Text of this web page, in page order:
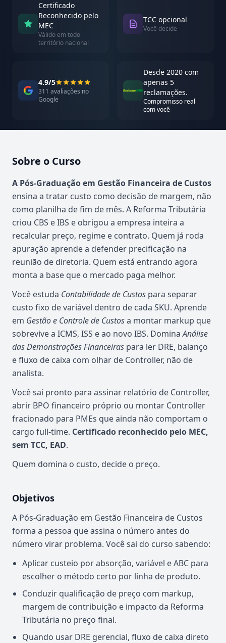
Certificado
Reconhecido pelo
MEC
Válido em todo
território nacional
TCC opcional
Você decide
4.9/5
311 avaliações no
Google
Desde 2020 com
apenas 5
reclamações.
Compromisso real
com você
Sobre o Curso
Atualizado em abril de 2026
A Pós-Graduação em Gestão Financeira de Custos
ensina a tratar custo como decisão de margem, não
como planilha de fim de mês. A Reforma Tributária
criou CBS e IBS e obrigou a empresa inteira a
recalcular preço, regime e contrato. Quem já roda
apuração aprende a defender precificação na
reunião de diretoria. Quem está entrando agora
monta a base que o mercado paga melhor.
Você estuda Contabilidade de Custos para separar
custo fixo de variável dentro de cada SKU. Aprende
em Gestão e Controle de Custosa montar markup que
sobrevive a ICMS, ISS e ao novo IBS. DominaAnálise
das Demonstrações Financeiras para ler DRE, balanço
e fluxo de caixa com olhar de Controller, não de
analista.
Você sai pronto para assinar relatório de Controller,
abrir BPO financeiro próprio ou montar Controller
fracionado para PMEs que ainda não comportam o
cargo full-time. Certificado reconhecido pelo MEC,
sem TCC, EAD.
Quem domina o custo, decide o preço.
Objetivos
A Pós-Graduação em Gestão Financeira de Custos
forma a pessoa que assina o número antes do
número virar problema. Você sai do curso sabendo:
Aplicar custeio por absorção, variável e ABC para
escolher o método certo por linha de produto.
Conduzir qualificação de preço com markup,
margem de contribuição e impacto da Reforma
Tributária no preço final.
Quando usar DRE gerencial, fluxo de caixa direto